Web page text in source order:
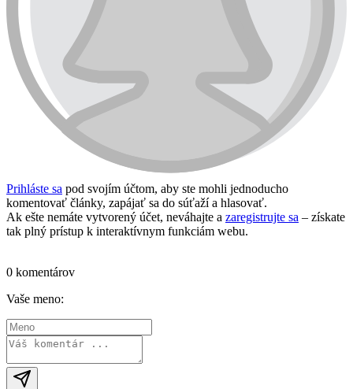
Prihláste sa pod svojím účtom, aby ste mohli jednoducho
komentovať články, zapájať sa do súťaží a hlasovať.
Ak ešte nemáte vytvorený účet, neváhajte a zaregistrujte sa – získate
tak plný prístup k interaktívnym funkciám webu.
0 komentárov
Vaše meno: